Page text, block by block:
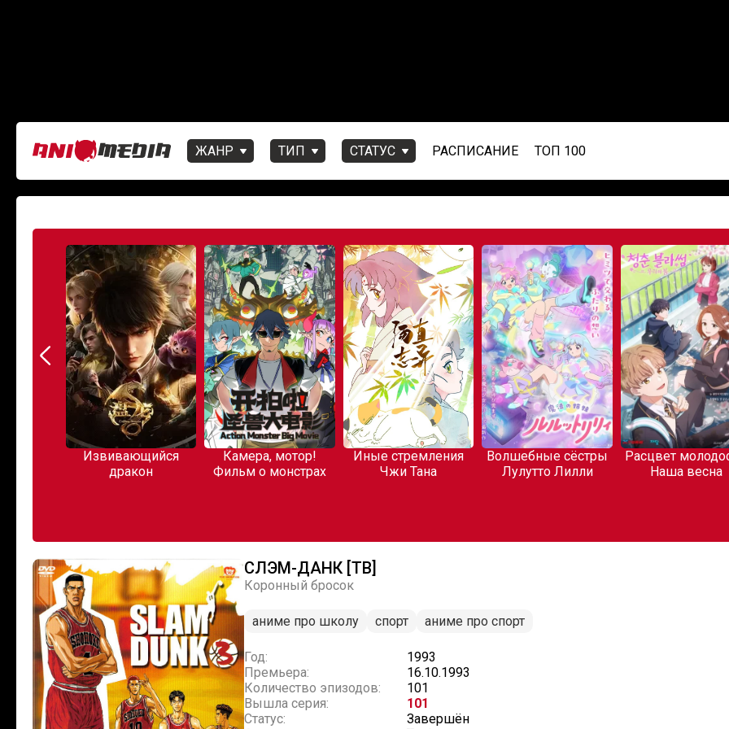
ЖАНР ТИП СТАТУС РАСПИСАНИЕ ТОП 100
Извивающийся
дракон
Камера, мотор!
Фильм о монстрах
Иные стремления
Чжи Тана
Волшебные сёстры
Лулутто Лилли
Расцвет
Наша весна
СЛЭМ-ДАНК [ТВ]
Коронный бросок
аниме про школу спорт аниме про спорт
Год:
1993
Премьера:
16.10.1993
Количество эпизодов:
101
Вышла серия:
101
Статус:
Завершён